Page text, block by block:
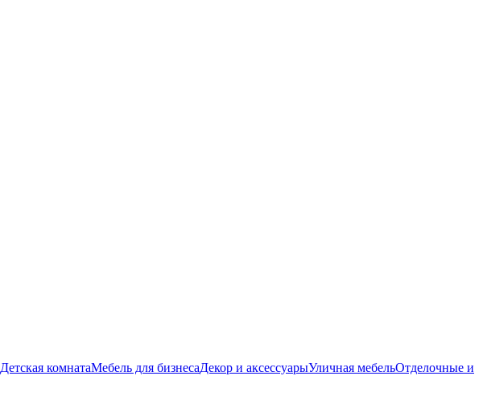
Детская комнатаМебель для бизнесаДекор и аксессуарыУличная мебельОтделочные и